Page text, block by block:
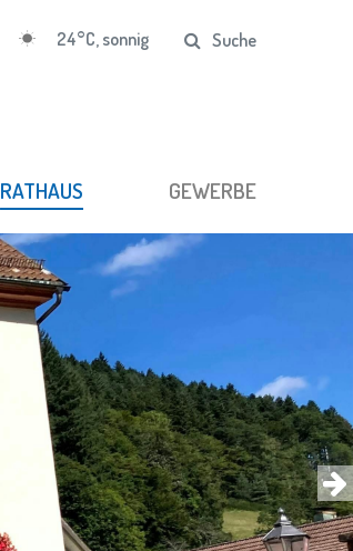
24°C, sonnig Suche
RATHAUS GEWERBE